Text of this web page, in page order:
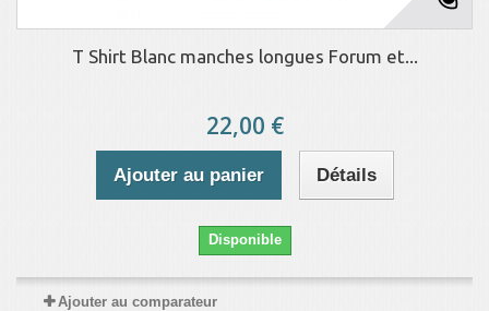
T Shirt Blanc manches longues Forum et...
22,00 €
Ajouter au panier Détails
Disponible
Ajouter au comparateur